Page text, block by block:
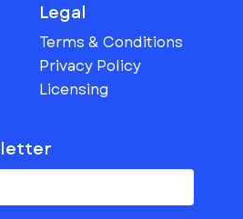
Legal
Terms & Conditions
Privacy Policy
Licensing